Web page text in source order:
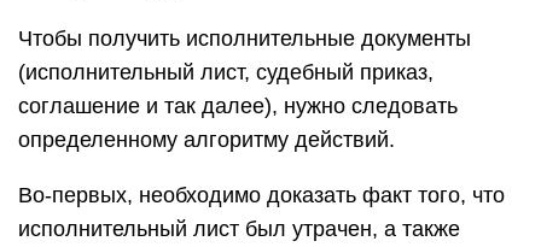
Чтобы получить исполнительные документы
(исполнительный лист, судебный приказ,
соглашение и так далее), нужно следовать
определенному алгоритму действий.
Во-первых, необходимо доказать факт того, что
исполнительный лист был утрачен, а также